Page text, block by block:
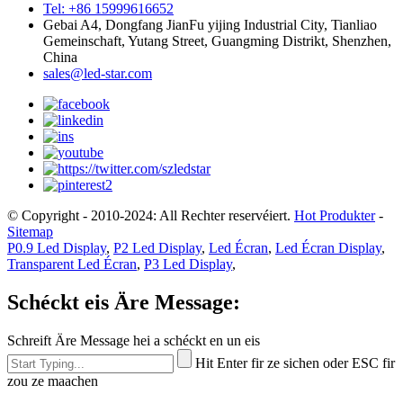
Tel: +86 15999616652
Gebai A4, Dongfang JianFu yijing Industrial City, Tianliao
Gemeinschaft, Yutang Street, Guangming Distrikt, Shenzhen,
China
sales@led-star.com
© Copyright - 2010-2024: All Rechter reservéiert. Hot Produkter-
Sitemap
P0.9 Led Display, P2 Led Display, Led Écran, Led Écran Display,
Transparent Led Écran, P3 Led Display,
Schéckt eis Äre Message:
Schreift Äre Message hei a schéckt en un eis
Hit Enter fir ze sichen oder ESC fir
zou ze maachen